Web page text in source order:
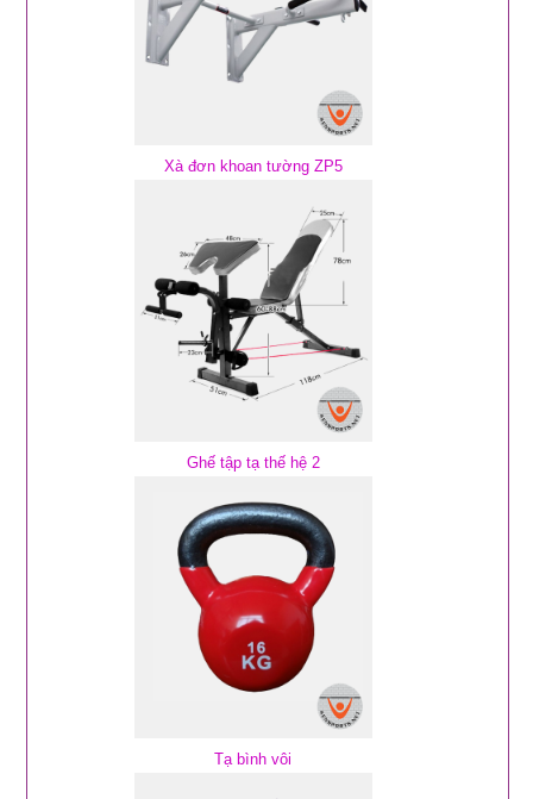
Xà đơn khoan tường ZP5
Ghế tập tạ thế hệ 2
Tạ bình vôi